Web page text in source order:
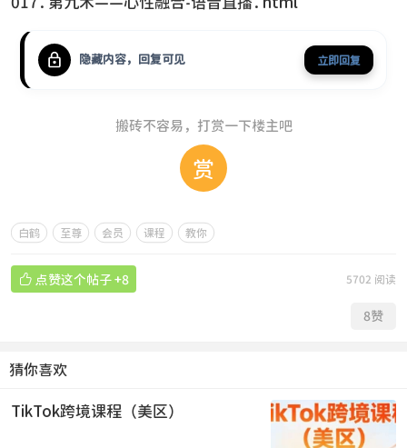
隐藏内容，回复可见 立即回复
搬砖不容易，打赏一下楼主吧
赏
白鹤 至尊 会员 课程 教你
5702 阅读
 点赞这个帖子 +8
8赞
猜你喜欢
TikTok跨境课程（美区）